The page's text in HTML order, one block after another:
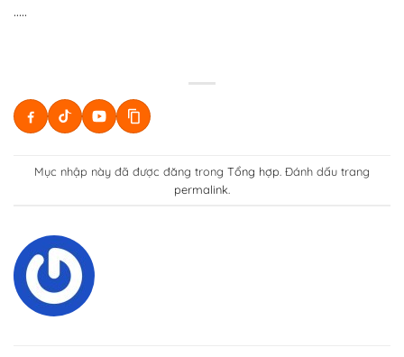
…..
Mục nhập này đã được đăng trong Tổng hợp . Đánh dấu trang
permalink